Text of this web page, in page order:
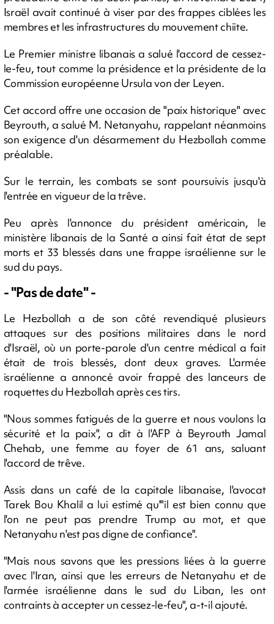
Israël avait continué à viser par des frappes ciblées les
membres et les infrastructures du mouvement chiite.
Le Premier ministre libanais a salué l'accord de cessez-
le-feu, tout comme la présidence et la présidente de la
Commission européenne Ursula von der Leyen.
Cet accord offre une occasion de "paix historique" avec
Beyrouth, a salué M. Netanyahu, rappelant néanmoins
son exigence d'un désarmement du Hezbollah comme
préalable.
Sur le terrain, les combats se sont poursuivis jusqu'à
l'entrée en vigueur de la trêve.
Peu après l'annonce du président américain, le
ministère libanais de la Santé a ainsi fait état de sept
morts et 33 blessés dans une frappe israélienne sur le
sud du pays.
- "Pas de date" -
Le Hezbollah a de son côté revendiqué plusieurs
attaques sur des positions militaires dans le nord
d'Israël, où un porte-parole d'un centre médical a fait
était de trois blessés, dont deux graves. L'armée
israélienne a annoncé avoir frappé des lanceurs de
roquettes du Hezbollah après ces tirs.
"Nous sommes fatigués de la guerre et nous voulons la
sécurité et la paix", a dit à l'AFP à Beyrouth Jamal
Chehab, une femme au foyer de 61 ans, saluant
l'accord de trêve.
Assis dans un café de la capitale libanaise, l'avocat
Tarek Bou Khalil a lui estimé qu'"il est bien connu que
l'on ne peut pas prendre Trump au mot, et que
Netanyahu n'est pas digne de confiance".
"Mais nous savons que les pressions liées à la guerre
avec l'Iran, ainsi que les erreurs de Netanyahu et de
l'armée israélienne dans le sud du Liban, les ont
contraints à accepter un cessez-le-feu", a-t-il ajouté.